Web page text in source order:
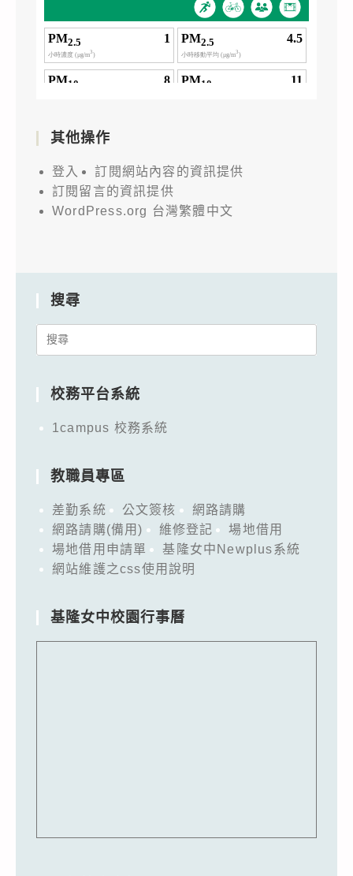
其他操作
登入
訂閱網站內容的資訊提供
訂閱留言的資訊提供
WordPress.org 台灣繁體中文
搜尋
Search
校務平台系統
1campus 校務系統
教職員專區
差勤系統 公文簽核
網路請購
網路請購(備用)
維修登記
場地借用
場地借用申請單
基隆女中Newplus系統
網站維護之css使用說明
基隆女中校園行事曆